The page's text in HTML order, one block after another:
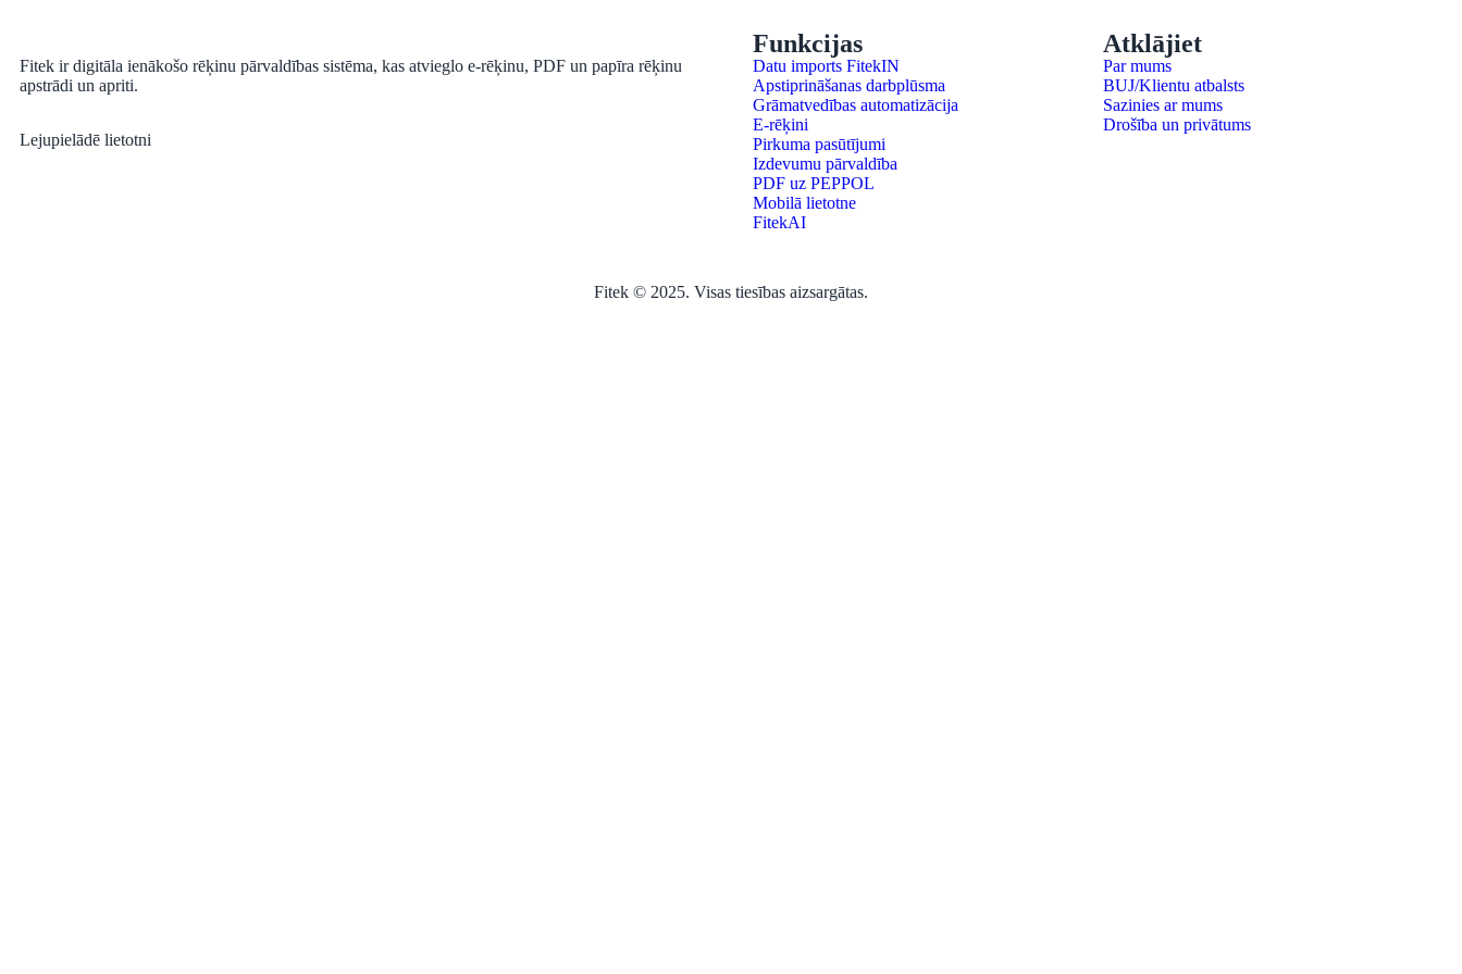
Fitek ir digitāla ienākošo rēķinu pārvaldības sistēma, kas atvieglo e-rēķinu, PDF un papīra rēķinu
apstrādi un apriti.
Lejupielādē lietotni
Funkcijas
Datu imports FitekIN
Apstiprināšanas darbplūsma
Grāmatvedības automatizācija
E-rēķini
Pirkuma pasūtījumi
Izdevumu pārvaldība
PDF uz PEPPOL
Mobilā lietotne
FitekAI
Atklājiet
Par mums
BUJ/Klientu atbalsts
Sazinies ar mums
Drošība un privātums
Fitek © 2025. Visas tiesības aizsargātas.